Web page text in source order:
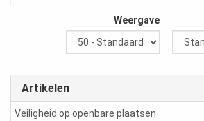
Artikelen
Veiligheid op openbare plaatsen
Weergave